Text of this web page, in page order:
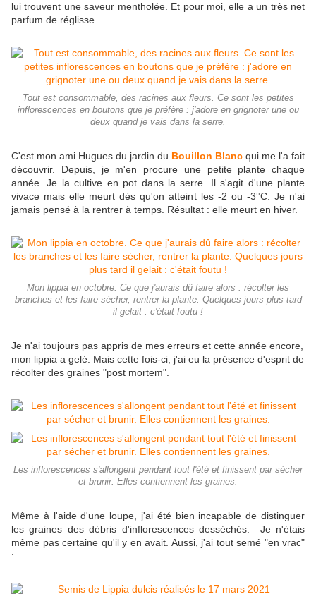
lui trouvent une saveur mentholée. Et pour moi, elle a un très net
parfum de réglisse.
Tout est consommable, des racines aux fleurs. Ce sont les petites
inflorescences en boutons que je préfère : j'adore en grignoter une ou
deux quand je vais dans la serre.
C'est mon ami Hugues du jardin du Bouillon Blanc qui me l'a fait
découvrir. Depuis, je m'en procure une petite plante chaque
année. Je la cultive en pot dans la serre. Il s'agit d'une plante
vivace mais elle meurt dès qu'on atteint les -2 ou -3°C. Je n'ai
jamais pensé à la rentrer à temps. Résultat : elle meurt en hiver.
Mon lippia en octobre. Ce que j'aurais dû faire alors : récolter les
branches et les faire sécher, rentrer la plante. Quelques jours plus tard
il gelait : c'était foutu !
Je n'ai toujours pas appris de mes erreurs et cette année encore,
mon lippia a gelé. Mais cette fois-ci, j'ai eu la présence d'esprit de
récolter des graines "post mortem".
Les inflorescences s'allongent pendant tout l'été et finissent par sécher
et brunir. Elles contiennent les graines.
Même à l'aide d'une loupe, j'ai été bien incapable de distinguer
les graines des débris d'inflorescences desséchés. Je n'étais
même pas certaine qu'il y en avait. Aussi, j'ai tout semé "en vrac"
: